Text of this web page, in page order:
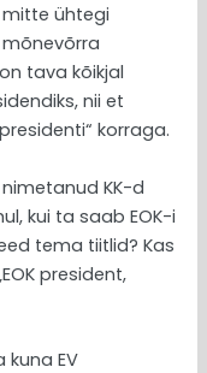
mitte ühtegi
tava kõikjal
nii et
korraga.
KK-d
kui ta saab EOK-i
tema tiitlid? Kas
president,
kuna EV